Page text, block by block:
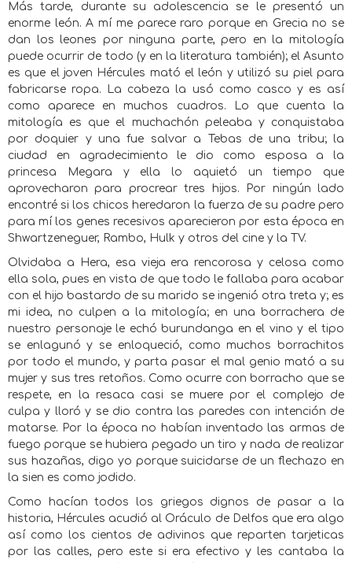
Más tarde, durante su adolescencia se le presentó un
enorme león. A mí me parece raro porque en Grecia no se
dan los leones por ninguna parte, pero en la mitología
puede ocurrir de todo (y en la literatura también); el Asunto
es que el joven Hércules mató el león y utilizó su piel para
fabricarse ropa. La cabeza la usó como casco y es así
como aparece en muchos cuadros. Lo que cuenta la
mitología es que el muchachón peleaba y conquistaba
por doquier y una fue salvar a Tebas de una tribu; la
ciudad en agradecimiento le dio como esposa a la
princesa Megara y ella lo aquietó un tiempo que
aprovecharon para procrear tres hijos. Por ningún lado
encontré si los chicos heredaron la fuerza de su padre pero
para mí los genes recesivos aparecieron por esta época en
Shwartzeneguer, Rambo, Hulk y otros del cine y la TV.
Olvidaba a Hera, esa vieja era rencorosa y celosa como
ella sola, pues en vista de que todo le fallaba para acabar
con el hijo bastardo de su marido se ingenió otra treta y; es
mi idea, no culpen a la mitología; en una borrachera de
nuestro personaje le echó burundanga en el vino y el tipo
se enlagunó y se enloqueció, como muchos borrachitos
por todo el mundo, y parta pasar el mal genio mató a su
mujer y sus tres retoños. Como ocurre con borracho que se
respete, en la resaca casi se muere por el complejo de
culpa y lloró y se dio contra las paredes con intención de
matarse. Por la época no habían inventado las armas de
fuego porque se hubiera pegado un tiro y nada de realizar
sus hazañas, digo yo porque suicidarse de un flechazo en
la sien es como jodido.
Como hacían todos los griegos dignos de pasar a la
historia, Hércules acudió al Oráculo de Delfos que era algo
así como los cientos de adivinos que reparten tarjeticas
por las calles, pero este si era efectivo y les cantaba la